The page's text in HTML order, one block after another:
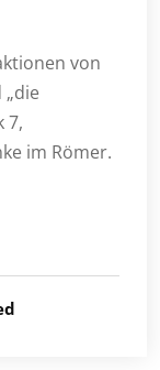
von
7,
im Römer.